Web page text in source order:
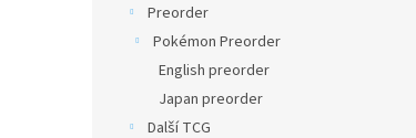
Preorder
Pokémon Preorder
English preorder
Japan preorder
Další TCG